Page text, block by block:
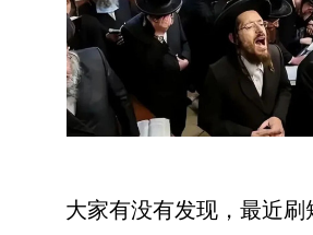
大家有没有发现，最近刷